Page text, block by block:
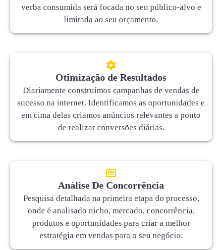
verba consumida será focada no seu público-alvo e
limitada ao seu orçamento.
Otimização de Resultados
Diariamente construímos campanhas de vendas de
sucesso na internet. Identificamos as oportunidades e
em cima delas criamos anúncios relevantes a ponto
de realizar conversões diárias.
Análise De Concorrência
Pesquisa detalhada na primeira etapa do processo,
onde é analisado nicho, mercado, concorrência,
produtos e oportunidades para criar a melhor
estratégia em vendas para o seu negócio.